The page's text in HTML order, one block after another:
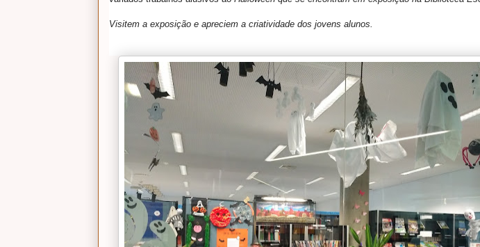
Visitem a exposição e apreciem a criatividade dos jovens alunos.